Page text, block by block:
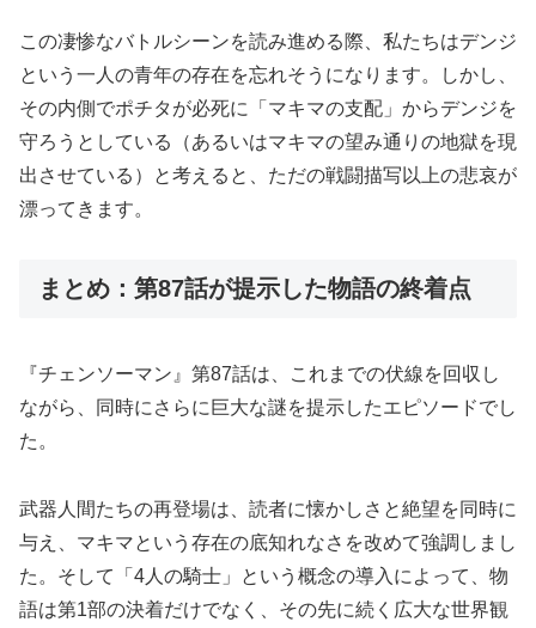
この凄惨なバトルシーンを読み進める際、私たちはデンジ
という一人の青年の存在を忘れそうになります。しかし、
その内側でポチタが必死に「マキマの支配」からデンジを
守ろうとしている（あるいはマキマの望み通りの地獄を現
出させている）と考えると、ただの戦闘描写以上の悲哀が
漂ってきます。
まとめ：第87話が提示した物語の終着点
『チェンソーマン』第87話は、これまでの伏線を回収し
ながら、同時にさらに巨大な謎を提示したエピソードでし
た。
武器人間たちの再登場は、読者に懐かしさと絶望を同時に
与え、マキマという存在の底知れなさを改めて強調しまし
た。そして「4人の騎士」という概念の導入によって、物
語は第1部の決着だけでなく、その先に続く広大な世界観